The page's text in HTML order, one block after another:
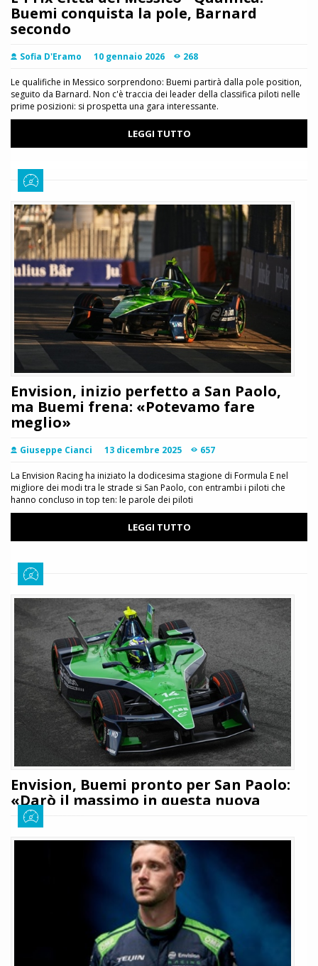
Buemi conquista la pole, Barnard
secondo
Sofia D'Eramo 10 gennaio 2026 268
Le qualifiche in Messico sorprendono: Buemi partirà dalla pole position,
seguito da Barnard. Non c'è traccia dei leader della classifica piloti nelle
prime posizioni: si prospetta una gara interessante.
LEGGI TUTTO
Envision, inizio perfetto a San Paolo,
ma Buemi frena: «Potevamo fare
meglio»
Giuseppe Cianci 13 dicembre 2025 657
La Envision Racing ha iniziato la dodicesima stagione di Formula E nel
migliore dei modi tra le strade si San Paolo, con entrambi i piloti che
hanno concluso in top ten: le parole dei piloti
LEGGI TUTTO
Envision, Buemi pronto per San Paolo:
«Darò il massimo in questa nuova
stagione»
Giuseppe Cianci 3 dicembre 2025 460
La stagione 12 della Formula E è ormai alle porte. Questo sabato le
monoposto elettriche più veloci del mondo si daranno battaglia lungo le
strade di San Paolo con la Envision pronta a iniziare bene questo
LEGGI TUTTO